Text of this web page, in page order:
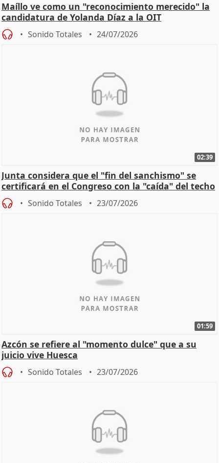
Maíllo ve como un "reconocimiento merecido" la
candidatura de Yolanda Díaz a la OIT
Sonido Totales 24/07/2026
02:39
Junta considera que el "fin del sanchismo" se
certificará en el Congreso con la "caída" del techo
de
Sonido Totales 23/07/2026
01:59
Azcón se refiere al "momento dulce" que a su
juicio vive Huesca
Sonido Totales 23/07/2026